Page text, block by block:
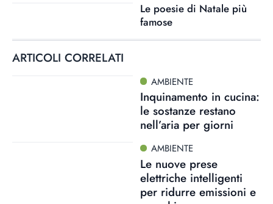
Le poesie di Natale più
famose
ARTICOLI CORRELATI
AMBIENTE
Inquinamento in cucina:
le sostanze restano
nell’aria per giorni
AMBIENTE
Le nuove prese
elettriche intelligenti
per ridurre emissioni e